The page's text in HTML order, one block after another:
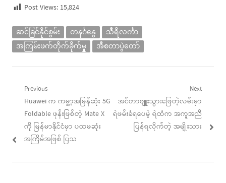
Post Views: 15,824
ဆင်ခြင်နိုင်စွမ်း တနင်္ဂနွေ
သီရိလင်္ကာ
အကြမ်းဖက်တိုက်ခိုက်မှု
အီစတာပွဲတော်
Post
navigation
Previous
Previous
post:
Huawei က ကမ္ဘာ့အမြန်ဆုံး 5G
Foldable ဖုန်းဖြစ်တဲ့ Mate X
ကို မြန်မာနိုင်ငံမှာ ပထမဆုံး
အကြိမ်အဖြစ် ပြသ
Next
Next
post:
အင်တာဗျူးသွားဖြေတဲ့လမ်းမှာ
ရဲဖမ်းခံရပေမဲ့ ရဲထံက အကူအညီ
ပြန်ရလိုက်တဲ့ အမျိုးသား